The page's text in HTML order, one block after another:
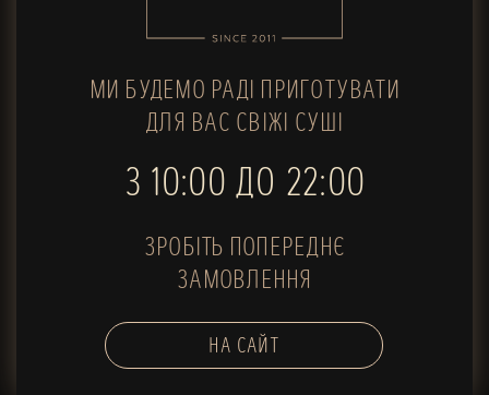
25 г
Магазин
38 грн
Доставка
50грн
В КОШИК
МИ БУДЕМО РАДІ ПРИГОТУВАТИ
ДЛЯ ВАС СВІЖІ СУШІ
З 10:00 ДО 22:00
ЗРОБІТЬ ПОПЕРЕДНЄ
ЗАМОВЛЕННЯ
НА САЙТ